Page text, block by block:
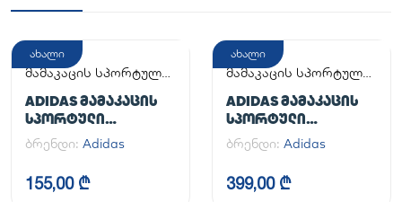
ახალი
მამაკაცის სპორტული
ADIDAS ᲛᲐᲛᲐᲙᲐᲪᲘᲡ
ᲡᲞᲝᲠᲢᲣᲚᲘ
ᲤᲔᲮᲡᲐᲪᲛᲔᲚᲘ
ADILETTE
ბრენდი: Adidas
155,00 ₾
ახალი
მამაკაცის სპორტული
ADIDAS ᲛᲐᲛᲐᲙᲐᲪᲘᲡ
ᲡᲞᲝᲠᲢᲣᲚᲘ
ᲤᲔᲮᲡᲐᲪᲛᲔᲚᲘ
HANDBALL SPEZIAL
ბრენდი: Adidas
399,00 ₾